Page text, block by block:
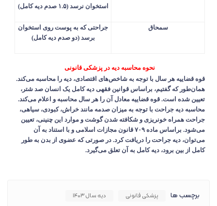
استخوان نرسد (۱.۵ صدم دیه کامل)
سمحاق
جراحتی که به پوست روی استخوان
برسد (دو صدم دیه کامل)
نحوه محاسبه دیه در پزشکی قانونی
قوه قضاییه هر سال با توجه به شاخص‌های اقتصادی، دیه را محاسبه می‌کند.
همان‌‌طور که گفتیم، براساس قوانین فقهی دیه کامل یک انسان صد شتر،
تعیین شده است. قوه قضاییه معادل آن را هر سال محاسبه و اعلام می‌کند.
محاسبه دیه جراحت با توجه به میزان صدمه مانند خراش، کبودی، سیاهی،
جراحت همراه خونریزی و شکافته شدن گوشت و موارد این چنینی، تعیین
می‌شود. براساس ماده ۷۰۹ قانون مجازات اسلامی و با استناد به آن
می‌توان، دیه جراحت را دریافت کرد. در صورتی که عضوی از بدن به طور
کامل از بین برود، دیه کامل به آن تعلق می‌گیرد.
برچسب ها پزشکی قانونی دیه سال ۱۴۰۳